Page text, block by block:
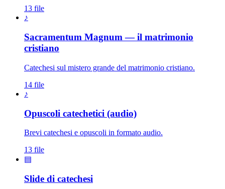
13 file
♪
Sacramentum Magnum — il matrimonio
cristiano
Catechesi sul mistero grande del matrimonio cristiano.
14 file
♪
Opuscoli catechetici (audio)
Brevi catechesi e opuscoli in formato audio.
13 file
▤
Slide di catechesi